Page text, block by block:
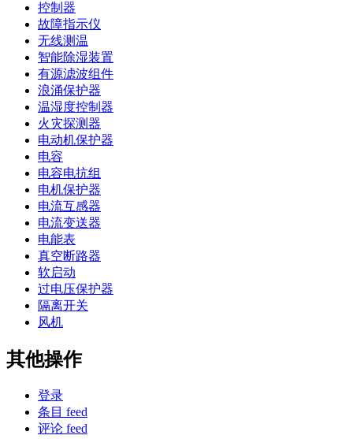
控制器
故障指示仪
无线测温
智能除湿装置
有源滤波组件
浪涌保护器
温湿度控制器
火灾探测器
电动机保护器
电容
电容电抗组
电机保护器
电流互感器
电流变送器
电能表
真空断路器
软启动
过电压保护器
隔离开关
风机
其他操作
登录
条目 feed
评论 feed